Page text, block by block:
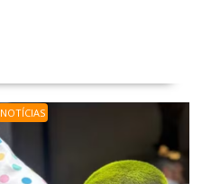
NOTÍCIAS